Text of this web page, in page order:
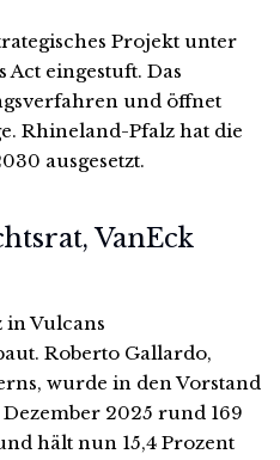
Projekt unter
eingestuft. Das
und öffnet
Rhineland-Pfalz hat die
ausgesetzt.
VanEck
in Vulcans
Roberto Gallardo,
wurde in den Vorstand
2025 rund 169
hält nun 15,4 Prozent